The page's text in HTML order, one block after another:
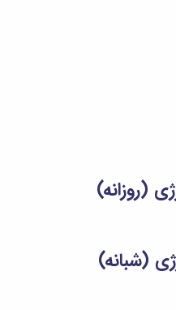
(روزانه)
(شبانه)